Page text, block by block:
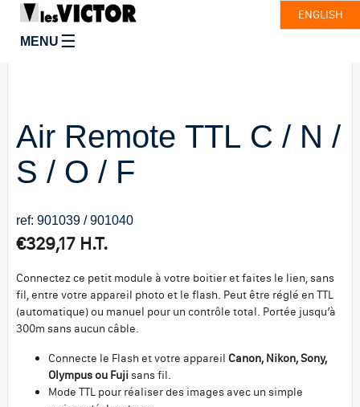
MENU ☰
ENGLISH
Air Remote TTL C / N /
S / O / F
ref: 901039 / 901040
€329,17 H.T.
Connectez ce petit module à votre boitier et faites le lien, sans
fil, entre votre appareil photo et le flash. Peut être réglé en TTL
(automatique) ou manuel pour un contrôle total. Portée jusqu’à
300m sans aucun câble.
Connecte le Flash et votre appareil Canon, Nikon, Sony,
Olympus ou Fujisans fil.
Mode TTL pour réaliser des images avec un simple